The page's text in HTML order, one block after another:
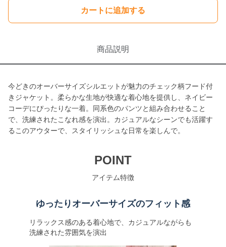
カートに追加する
商品説明
今どきのオーバーサイズシルエットが魅力のチェック柄フード付
きジャケット。柔らかな生地が快適な着心地を提供し、ネイビー
コーデにぴったりな一着。同系色のパンツと組み合わせること
で、洗練されたこなれ感を演出。カジュアルなシーンでも活躍す
るこのアウターで、スタイリッシュな日常を楽しんで。
POINT
アイテム特徴
ゆったりオーバーサイズのフィット感
リラックス感のある着心地で、カジュアルながらも
洗練された雰囲気を演出